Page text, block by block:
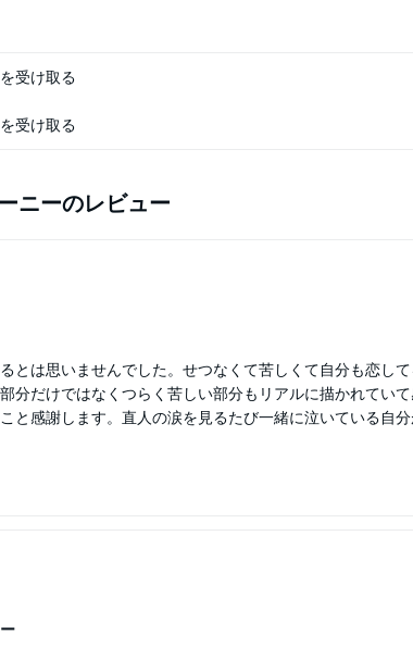
受け取る
受け取る
ニーのレビュー
とは思いませんでした。せつなくて苦しくて自分も恋し
分だけではなくつらく苦しい部分もリアルに描かれていて
と感謝します。直人の涙を見るたび一緒に泣いている自分